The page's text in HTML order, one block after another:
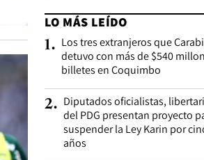
LO MÁS LEÍDO
1. Los tres extranjeros que
detuvo con más de $540
billetes en Coquimbo
2. Diputados oficialistas,
del PDG presentan proyecto
suspender la Ley Karin por
años